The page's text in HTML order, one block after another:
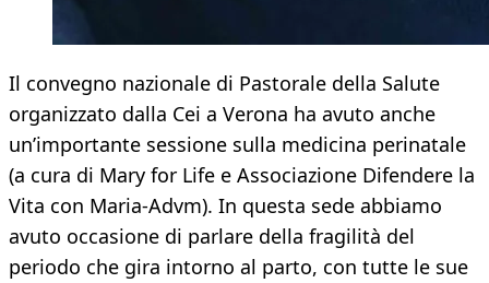
Il convegno nazionale di Pastorale della Salute
organizzato dalla Cei a Verona ha avuto anche
un’importante sessione sulla medicina perinatale
(a cura di Mary for Life e Associazione Difendere la
Vita con Maria-Advm). In questa sede abbiamo
avuto occasione di parlare della fragilità del
periodo che gira intorno al parto, con tutte le sue